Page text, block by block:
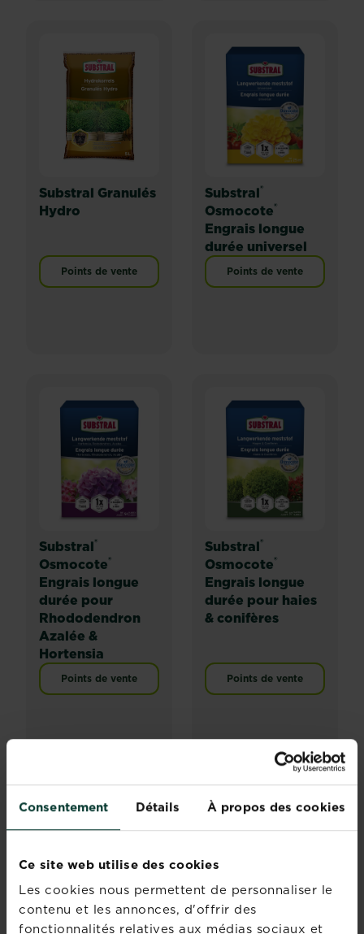
Consentement Détails À propos des cookies
Ce site web utilise des cookies
Les cookies nous permettent de personnaliser le
contenu et les annonces, d'offrir des
fonctionnalités relatives aux médias sociaux et
Substral Granulés
Hydro
Points de vente
Substral®
Osmocote®
Engrais longue
durée universel
Points de vente
Substral®
Osmocote®
Engrais longue
durée pour
Rhododendron
Azalée &
Hortensia
Points de vente
Substral®
Osmocote®
Engrais longue
durée pour haies
& conifères
Points de vente